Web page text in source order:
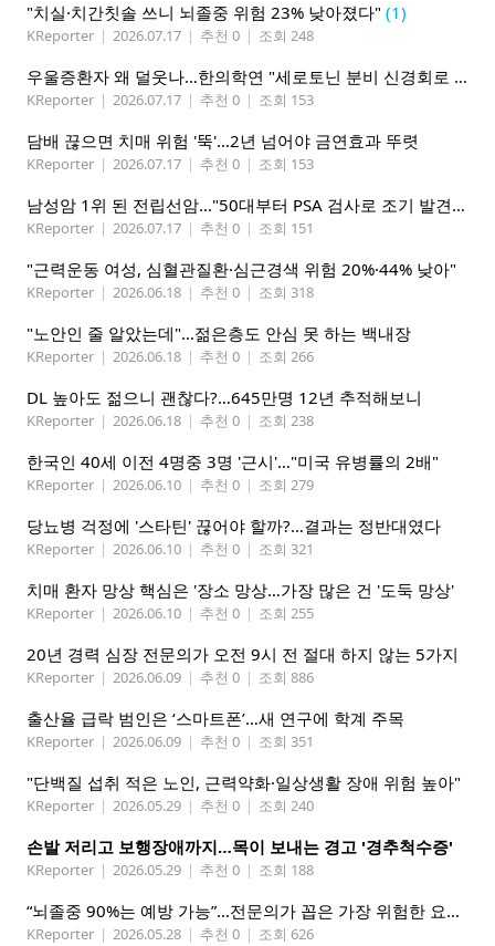
"치실·치간칫솔 쓰니 뇌졸중 위험 23% 낮아졌다" (1)
KReporter | 2026.07.17 | 추천 0 | 조회 248
우울증환자 왜 덜웃나…한의학연 "세로토닌 분비 신경회로 관련"
KReporter | 2026.07.17 | 추천 0 | 조회 153
담배 끊으면 치매 위험 '뚝'…2년 넘어야 금연효과 뚜렷
KReporter | 2026.07.17 | 추천 0 | 조회 153
남성암 1위 된 전립선암…"50대부터 PSA 검사로 조기 발견해야"
KReporter | 2026.07.17 | 추천 0 | 조회 151
"근력운동 여성, 심혈관질환·심근경색 위험 20%·44% 낮아"
KReporter | 2026.06.18 | 추천 0 | 조회 318
"노안인 줄 알았는데"…젊은층도 안심 못 하는 백내장
KReporter | 2026.06.18 | 추천 0 | 조회 266
DL 높아도 젊으니 괜찮다?…645만명 12년 추적해보니
KReporter | 2026.06.18 | 추천 0 | 조회 238
한국인 40세 이전 4명중 3명 '근시'…"미국 유병률의 2배"
KReporter | 2026.06.10 | 추천 0 | 조회 279
당뇨병 걱정에 '스타틴' 끊어야 할까?…결과는 정반대였다
KReporter | 2026.06.10 | 추천 0 | 조회 321
치매 환자 망상 핵심은 '장소 망상…가장 많은 건 '도둑 망상'
KReporter | 2026.06.10 | 추천 0 | 조회 255
20년 경력 심장 전문의가 오전 9시 전 절대 하지 않는 5가지
KReporter | 2026.06.09 | 추천 0 | 조회 886
출산율 급락 범인은 ‘스마트폰’…새 연구에 학계 주목
KReporter | 2026.06.09 | 추천 0 | 조회 351
"단백질 섭취 적은 노인, 근력약화·일상생활 장애 위험 높아"
KReporter | 2026.05.29 | 추천 0 | 조회 240
손발 저리고 보행장애까지…목이 보내는 경고 '경추척수증'
KReporter | 2026.05.29 | 추천 0 | 조회 188
“뇌졸중 90%는 예방 가능”…전문의가 꼽은 가장 위험한 요인은
KReporter | 2026.05.28 | 추천 0 | 조회 626